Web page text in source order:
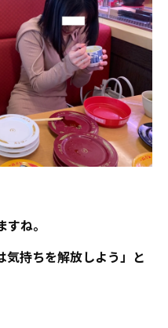
ね。
気持ちを解放しよう」と